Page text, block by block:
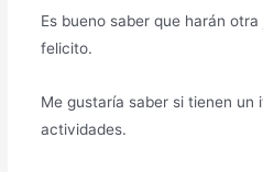
Es bueno saber que harán
felicito.
Me gustaría saber si tienen un
actividades.